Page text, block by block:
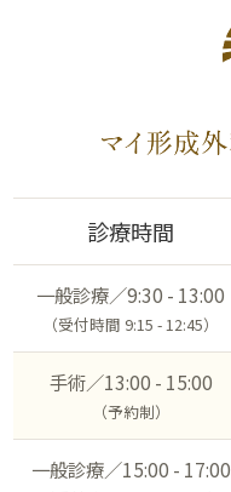
診療時間
一般診療／9:30 - 13:00
（受付時間 9:15 - 12:45）
手術／13:00 - 15:00
（予約制）
一般診療／15:00 - 17:00